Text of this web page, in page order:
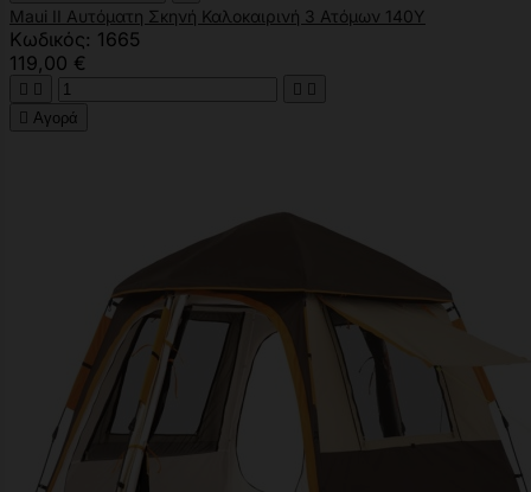
Maui ΙΙ Αυτόματη Σκηνή Καλοκαιρινή 3 Ατόμων 140Υ
Κωδικός: 1665
119,00 €
   
 Αγορά